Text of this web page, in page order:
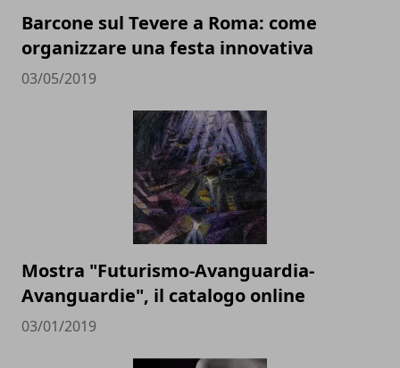
Barcone sul Tevere a Roma: come
organizzare una festa innovativa
03/05/2019
Mostra "Futurismo-Avanguardia-
Avanguardie", il catalogo online
03/01/2019